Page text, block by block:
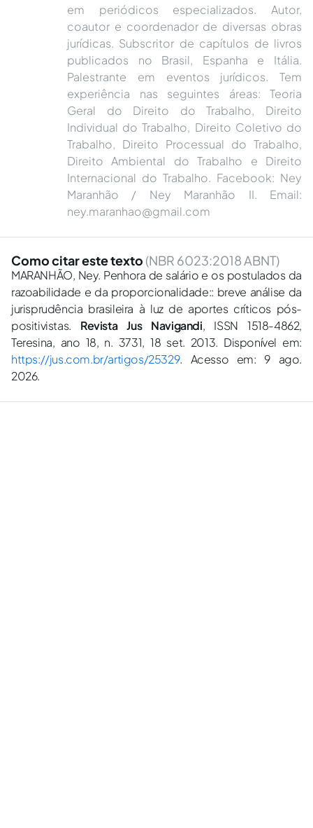
em periódicos especializados. Autor,
coautor e coordenador de diversas obras
jurídicas. Subscritor de capítulos de livros
publicados no Brasil, Espanha e Itália.
Palestrante em eventos jurídicos. Tem
experiência nas seguintes áreas: Teoria
Geral do Direito do Trabalho, Direito
Individual do Trabalho, Direito Coletivo do
Trabalho, Direito Processual do Trabalho,
Direito Ambiental do Trabalho e Direito
Internacional do Trabalho. Facebook: Ney
Maranhão / Ney Maranhão II. Email:
ney.maranhao@gmail.com
Como citar este texto (NBR 6023:2018 ABNT)
MARANHÃO, Ney. Penhora de salário e os postulados da
razoabilidade e da proporcionalidade:: breve análise da
jurisprudência brasileira à luz de aportes críticos pós-
positivistas. Revista Jus Navigandi, ISSN 1518-4862,
Teresina, ano 18, n. 3731, 18 set. 2013. Disponível em:
https://jus.com.br/artigos/25329. Acesso em: 9 ago.
2026.